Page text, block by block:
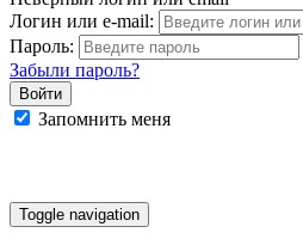
Логин или e-mail:
Пароль:
Забыли пароль?
Запомнить меня
Toggle navigation